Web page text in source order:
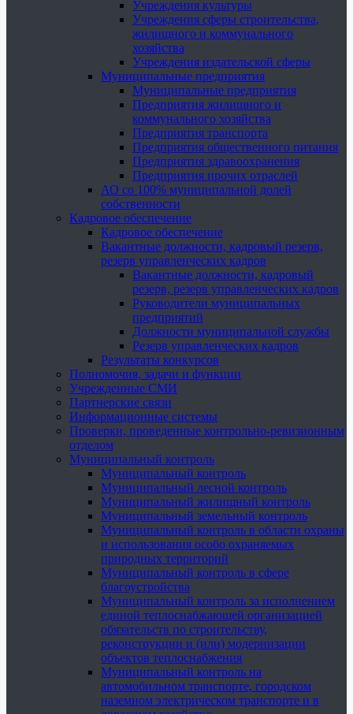
Учреждения культуры
Учреждения сферы строительства,
жилищного и коммунального
хозяйства
Учреждения издательской сферы
Муниципальные предприятия
Муниципальные предприятия
Предприятия жилищного и
коммунального хозяйства
Предприятия транспорта
Предприятия общественного питания
Предприятия здравоохранения
Предприятия прочих отраслей
АО со 100% муниципальной долей
собственности
Кадровое обеспечение
Кадровое обеспечение
Вакантные должности, кадровый резерв,
резерв управленческих кадров
Вакантные должности, кадровый
резерв, резерв управленческих кадров
Руководители муниципальных
предприятий
Должности муниципальной службы
Резерв управленческих кадров
Результаты конкурсов
Полномочия, задачи и функции
Учрежденные СМИ
Партнерские связи
Информационные системы
Проверки, проведенные контрольно-ревизионным
отделом
Муниципальный контроль
Муниципальный контроль
Муниципальный лесной контроль
Муниципальный жилищный контроль
Муниципальный земельный контроль
Муниципальный контроль в области охраны
и использования особо охраняемых
природных территорий
Муниципальный контроль в сфере
благоустройства
Муниципальный контроль за исполнением
единой теплоснабжающей организацией
обязательств по строительству,
реконструкции и (или) модернизации
объектов теплоснабжения
Муниципальный контроль на
автомобильном транспорте, городском
наземном электрическом транспорте и в